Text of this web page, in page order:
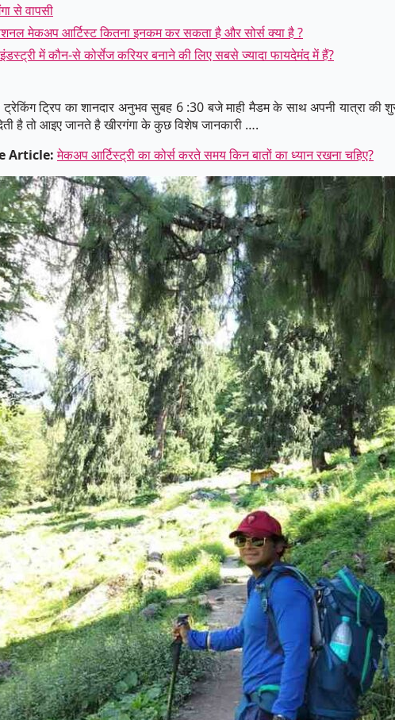
से वापसी
मेकअप आर्टिस्ट कितना इनकम कर सकता है और सोर्स क्या है ?
इंडस्ट्री में कौन-से कोर्सेज करियर बनाने की लिए सबसे ज्यादा फायदेमंद में हैं?
ट्रेकिंग ट्रिप का शानदार अनुभव सुबह 6 :30 बजे माही मैडम के साथ अपनी यात्रा की
है तो आइए जानते है खीरगंगा के कुछ विशेष जानकारी ….
Article: मेकअप आर्टिस्ट्री का कोर्स करते समय किन बातों का ध्यान रखना चहिए?